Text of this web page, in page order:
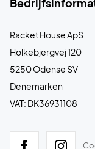
Racket House ApS
Holkebjergvej 120
5250 Odense SV
Denemarken
VAT: DK36931108